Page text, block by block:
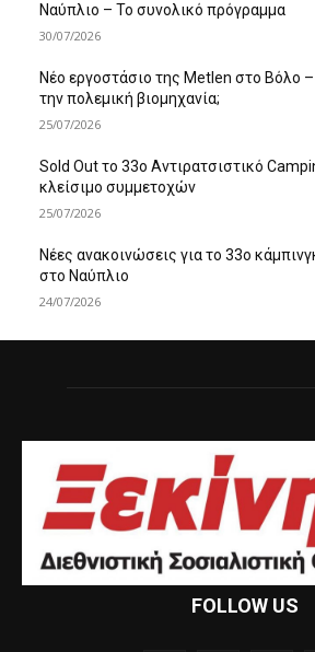
Ναύπλιο – Το συνολικό πρόγραμμα
30/07/2026
Νέο εργοστάσιο της Metlen στο Βόλο –
την πολεμική βιομηχανία;
25/07/2026
Sold Out το 33ο Αντιρατσιστικό
κλείσιμο συμμετοχών
25/07/2026
Νέες ανακοινώσεις για το 33ο
στο Ναύπλιο
24/07/2026
FOLLOW US